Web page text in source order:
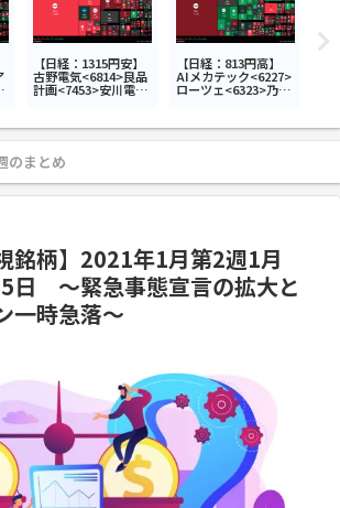
【日経：1315円安】
古野電気<6814>良品
計画<7453>安川電機
【日経：813円高】
AIメカテック<6227>
ローツェ<6323>乃村
のまとめ
銘柄】2021年1月第2週1月
日 ～緊急事態宣言の拡大と
一時急落～